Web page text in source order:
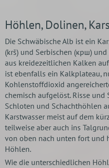
Höhlen, Dolinen,
Die Schwäbische Alb ist ein
(krš) und Serbischen (крш)
aus kreidezeitlichen Kalken
ist ebenfalls ein Kalkplateau,
Kohlenstoffdioxid
chemisch aufgelöst. Risse
Schloten und Schachthöhlen
Karstwasser meist auf dem
teilweise aber auch ins
von oben nach unten fort und
Höhlen.
Wie die unterschiedlichen